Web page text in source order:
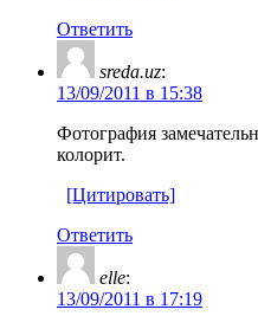
Ответить
sreda.uz:
13/09/2011 в 15:38
Фотография
колорит.
[Цитировать]
Ответить
elle:
13/09/2011 в 17:19